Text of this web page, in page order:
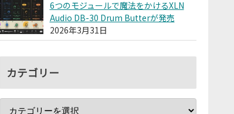
6つのモジュールで魔法をかけるXLN
Audio DB-30 Drum Butterが発売
2026年3月31日
カテゴリー